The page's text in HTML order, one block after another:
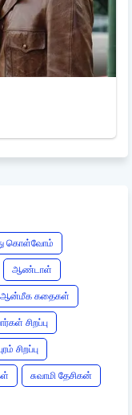
கொள்வோம்
ஆண்டாள்
ஆன்மீக கதைகள்
சிறப்பு
சிறப்பு
சுவாமி தேசிகன்